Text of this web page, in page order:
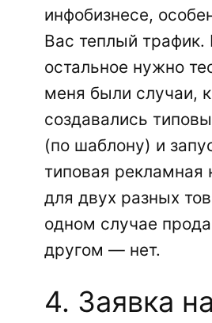
инфобизнесе,
Вас теплый трафик.
остальное нужно
меня были случаи,
создавались
(по шаблону) и
типовая рекламная
для двух разных
одном случае
другом — нет.
4. Заявка на